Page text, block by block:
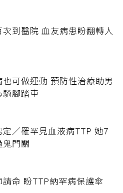
次到醫院 血友病患盼翻轉人
也可做運動 預防性治療助男
騎腳踏車
定／罹罕見血液病TTP 她7
鬼門關
請命 盼TTP納罕病保護傘